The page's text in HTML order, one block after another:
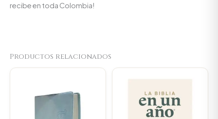
recibe en toda Colombia!
Productos relacionados
$106.000.
Current
$88.000.
Current